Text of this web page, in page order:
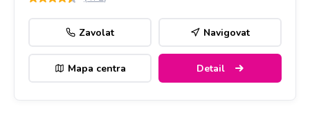
Zavolat Navigovat
Mapa centra Detail